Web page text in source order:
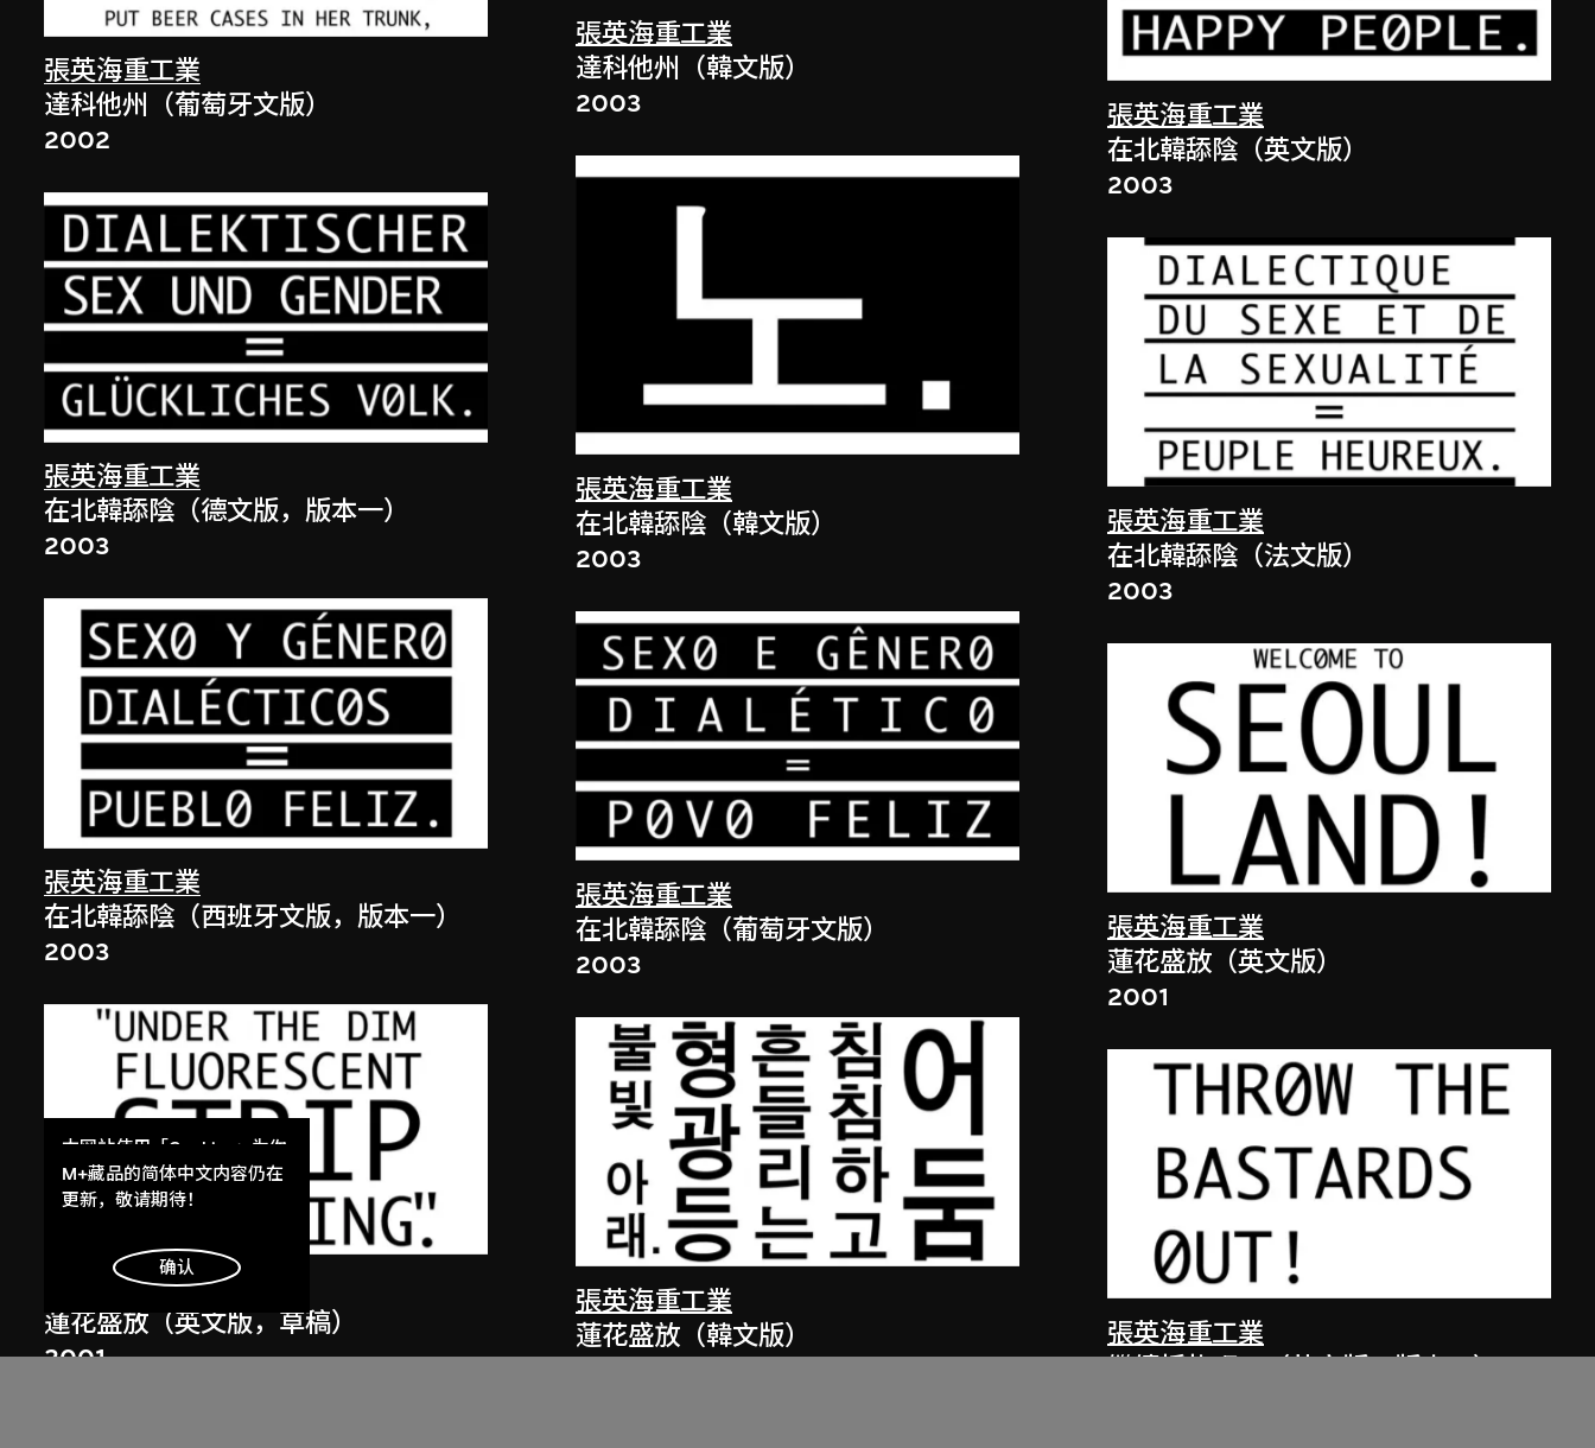
張英海重工業
達科他州（葡萄牙文版）
2002
張英海重工業
在北韓舔陰（德文版，版本一）
2003
張英海重工業
在北韓舔陰（西班牙文版，版本一）
2003
張英海重工業
蓮花盛放（英文版，草稿）
2001
張英海重工業
達科他州（韓文版）
2003
張英海重工業
在北韓舔陰（韓文版）
2003
張英海重工業
在北韓舔陰（葡萄牙文版）
2003
張英海重工業
蓮花盛放（韓文版）
張英海重工業
在北韓舔陰（英文版）
2003
張英海重工業
在北韓舔陰（法文版）
2003
張英海重工業
蓮花盛放（英文版）
2001
張英海重工業
本网站使用「Cookies」为你
提供最好的网站体验。
了解更多
明白
M+藏品的简体中文内容仍在
更新，敬请期待！
确认